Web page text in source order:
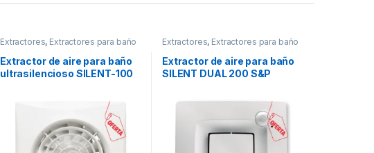
Extractores, Extractores para baño
Extractor de aire para baño
ultrasilencioso SILENT-100
Extractores, Extractores para baño
Extractor de aire para baño
SILENT DUAL 200 S&P